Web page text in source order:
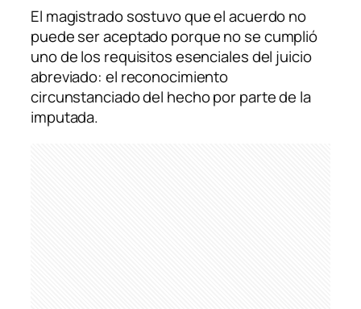
El magistrado sostuvo que el acuerdo no
puede ser aceptado porque no se cumplió
uno de los requisitos esenciales del juicio
abreviado: el reconocimiento
circunstanciado del hecho por parte de la
imputada.